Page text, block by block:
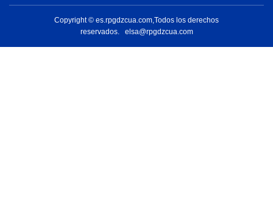
Copyright © es.rpgdzcua.com,Todos los derechos
reservados. elsa@rpgdzcua.com